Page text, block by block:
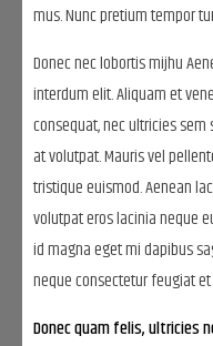
mus. Nunc pretium tempor
Donec nec lobortis mijhu
interdum elit. Aliquam et
consequat, nec ultricies
at volutpat. Mauris vel
tristique euismod. Aenean
volutpat eros lacinia neque
id magna eget mi dapibus
neque consectetur feugiat
Donec quam felis, ultricies